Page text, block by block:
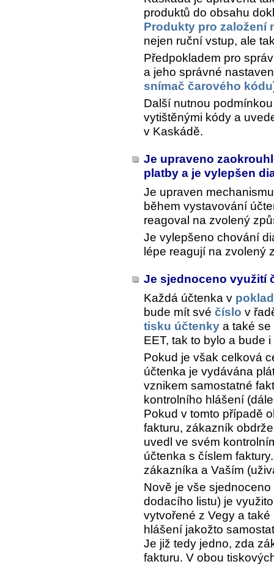
produktů do obsahu
Produkty pro založení
nejen ruční vstup, ale
Předpokladem pro
a jeho správné
snímač čarového kódu
Další nutnou
vytištěnými kódy a
v Kaskádě.
Je upraveno
platby a je vylepšen
Je upraven
během vystavování
reagoval na zvolený
Je vylepšeno chování
lépe reagují na zvolený
Je sjednoceno využití
Každá účtenka v
bude mít své číslo v
tisku účtenky a také
EET, tak to bylo a bude
Pokud je však celková
účtenka je vydávána
vznikem samostatné
kontrolního hlášení
Pokud v tomto případě
fakturu, zákazník
uvedl ve svém
účtenka s číslem
zákazníka a Vaším
Nově je vše
dodacího listu) je
vytvořené z Vegy a
hlášení jakožto
Je již tedy jedno, zda
fakturu. V obou